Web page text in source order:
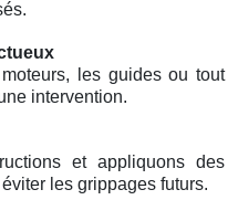
les guides ou tout
intervention.
et appliquons des
les grippages futurs.